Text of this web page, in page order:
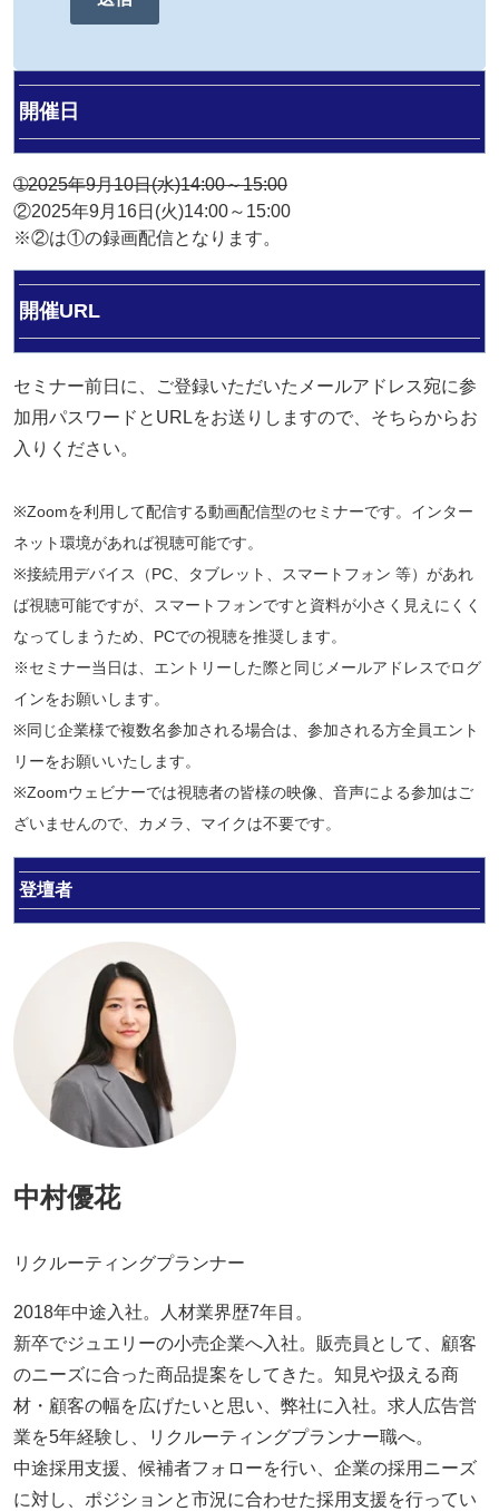
開催日
➀2025年9月10日(水)14:00～15:00
②2025年9月16日(火)14:00～15:00
※②は①の録画配信となります。
開催URL
セミナー前日に、ご登録いただいたメールアドレス宛に参
加用パスワードとURLをお送りしますので、そちらからお
入りください。
※Zoomを利用して配信する動画配信型のセミナーです。インター
ネット環境があれば視聴可能です。
※接続用デバイス（PC、タブレット、スマートフォン 等）があれ
ば視聴可能ですが、スマートフォンですと資料が小さく見えにくく
なってしまうため、PCでの視聴を推奨します。
※セミナー当日は、エントリーした際と同じメールアドレスでログ
インをお願いします。
※同じ企業様で複数名参加される場合は、参加される方全員エント
リーをお願いいたします。
※Zoomウェビナーでは視聴者の皆様の映像、音声による参加はご
ざいませんので、カメラ、マイクは不要です。
登壇者
中村優花
リクルーティングプランナー
2018年中途入社。人材業界歴7年目。
新卒でジュエリーの小売企業へ入社。販売員として、顧客
のニーズに合った商品提案をしてきた。知見や扱える商
材・顧客の幅を広げたいと思い、弊社に入社。求人広告営
業を5年経験し、リクルーティングプランナー職へ。
中途採用支援、候補者フォローを行い、企業の採用ニーズ
に対し、ポジションと市況に合わせた採用支援を行ってい